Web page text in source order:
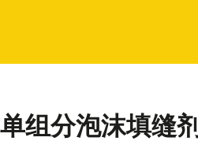
组分泡沫填缝剂